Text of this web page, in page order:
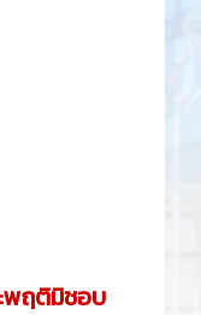
พฤติมิชอบ